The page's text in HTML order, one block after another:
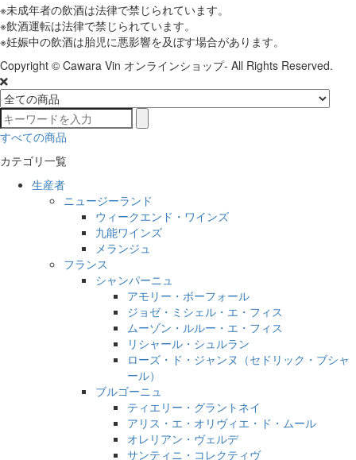
※未成年者の飲酒は法律で禁じられています。
※飲酒運転は法律で禁じられています。
※妊娠中の飲酒は胎児に悪影響を及ぼす場合があります。
Copyright © Cawara Vin オンラインショップ- All Rights Reserved.
すべての商品
カテゴリ一覧
生産者
ニュージーランド
ウィークエンド・ワインズ
九能ワインズ
メランジュ
フランス
シャンパーニュ
アモリー・ボーフォール
ジョゼ・ミシェル・エ・フィス
ムーゾン・ルルー・エ・フィス
リシャール・シュルラン
ローズ・ド・ジャンヌ（セドリック・ブシャ
ール）
ブルゴーニュ
ティエリー・グラントネイ
アリス・エ・オリヴィエ・ド・ムール
オレリアン・ヴェルデ
サンティニ・コレクティヴ